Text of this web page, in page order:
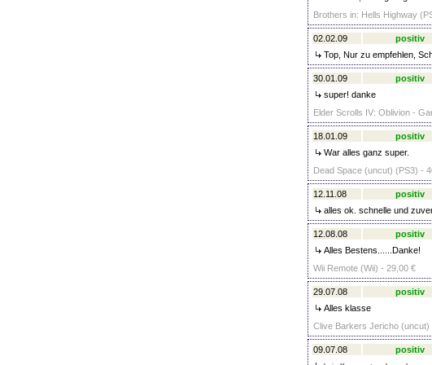
Brothers in: Hells Highway
02.02.09 positiv
Top, Nur zu empfehlen,
30.01.09 positiv
super! danke
Elder Scrolls IV: Oblivion -
18.01.09 positiv
War alles ganz super.
Dead Space (uncut) (PS3) -
12.11.08 positiv
alles ok. schnelle und
12.08.08 positiv
Alles Bestens......Danke!
Wii Remote (Wii) - 29,00 €
29.07.08 positiv
Alles klasse
Clive Barkers Jericho (uncut)
09.07.08 positiv